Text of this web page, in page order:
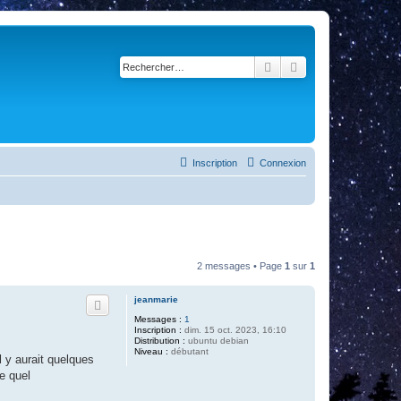
RechercherRecherche
Connexion
Inscription
2 messages • Page 1 sur 1
jeanmarie
Messages : 1
Inscription : dim. 15 oct. 2023, 16:10
Distribution : ubuntu debian
Niveau : débutant
y aurait quelques
quel